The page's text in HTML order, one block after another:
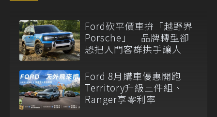
Ford砍平價車拚「越野界
Porsche」 品牌轉型卻
恐把入門客群拱手讓人
Ford 8月購車優惠開跑
Territory升級三件組、
Ranger享零利率